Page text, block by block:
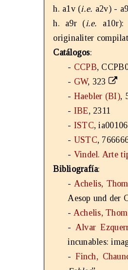
h. a1v (i.e. a2v) -
h. a9r (i.e.
originaliter
Catálogos:
- CCPB,
- GW, 323
- Haebler (BI),
- IBE, 2311
- ISTC,
- USTC,
- Vindel. Arte
Bibliografía:
- Achelis,
Aesop und der
- Achelis,
- Alvar
incunables:
-Finch,